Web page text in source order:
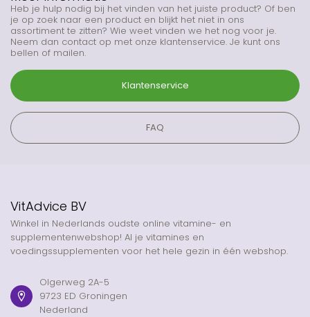
Heb je hulp nodig bij het vinden van het juiste product? Of ben
je op zoek naar een product en blijkt het niet in ons
assortiment te zitten? Wie weet vinden we het nog voor je.
Neem dan contact op met onze klantenservice. Je kunt ons
bellen of mailen.
Klantenservice
FAQ
VitAdvice BV
Winkel in Nederlands oudste online vitamine- en
supplementenwebshop! Al je vitamines en
voedingssupplementen voor het hele gezin in één webshop.
Olgerweg 2A-5
9723 ED Groningen
Nederland